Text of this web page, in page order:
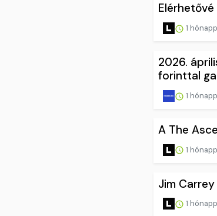
1
2026.
forinttal
1
A The
1
Jim
1